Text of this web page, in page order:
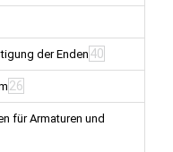
der Enden 40
26
für Armaturen und